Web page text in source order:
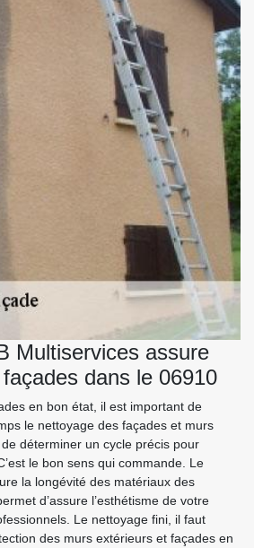
Multiservices assure
façades dans le 06910
en bon état, il est important de
le nettoyage des façades et murs
déterminer un cycle précis pour
le bon sens qui commande. Le
la longévité des matériaux des
d’assure l’esthétisme de votre
Le nettoyage fini, il faut
des murs extérieurs et façades en